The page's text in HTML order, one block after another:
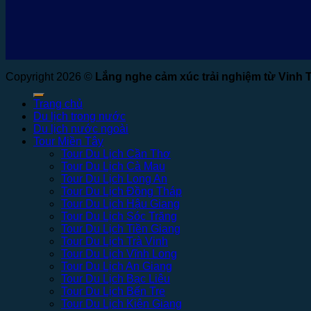
Copyright 2026 © Lắng nghe cảm xúc trải nghiệm từ Vinh
Trang chủ
Du lịch trong nước
Du lịch nước ngoài
Tour Miền Tây
Tour Du Lịch Cần Thơ
Tour Du Lịch Cà Mau
Tour Du Lịch Long An
Tour Du Lịch Đồng Tháp
Tour Du Lịch Hậu Giang
Tour Du Lịch Sóc Trăng
Tour Du Lịch Tiền Giang
Tour Du Lịch Trà Vinh
Tour Du Lịch Vĩnh Long
Tour Du Lịch An Giang
Tour Du Lịch Bạc Liêu
Tour Du Lịch Bến Tre
Tour Du Lịch Kiên Giang